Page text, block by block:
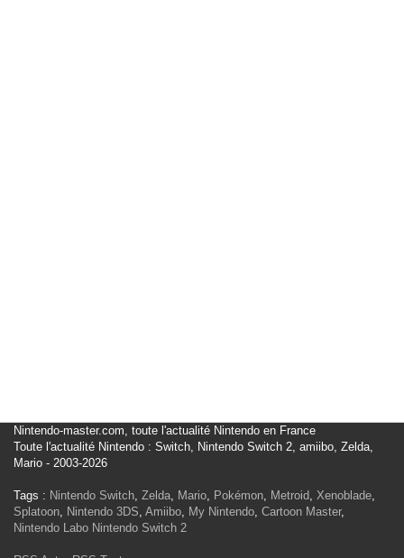
Nintendo-master.com, toute l'actualité Nintendo en France
Toute l'actualité Nintendo : Switch, Nintendo Switch 2, amiibo, Zelda,
Mario - 2003-2026
Tags : Nintendo Switch, Zelda, Mario, Pokémon, Metroid, Xenoblade,
Splatoon, Nintendo 3DS, Amiibo, My Nintendo, Cartoon Master,
Nintendo Labo Nintendo Switch 2